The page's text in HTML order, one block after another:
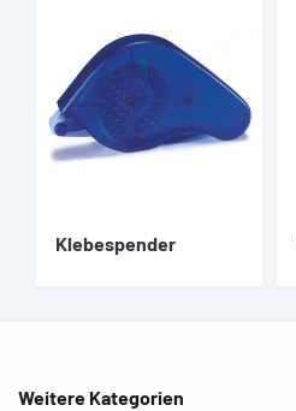
Klebespender
Weitere Kategorien